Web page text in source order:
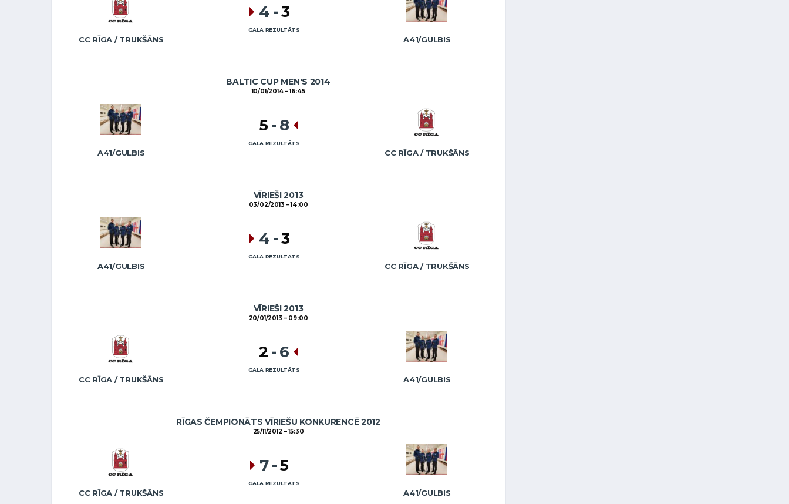
CC RĪGA / TRUKŠĀNS A41/GULBIS
4 -3
GALA REZULTĀTS
BALTIC CUP MEN'S 2014
10/01/2014 16:45
A41/GULBIS CC RĪGA / TRUKŠĀNS
5 - 8
GALA REZULTĀTS
VĪRIEŠI 2013
03/02/2013 14:00
A41/GULBIS CC RĪGA / TRUKŠĀNS
4 -3
GALA REZULTĀTS
VĪRIEŠI 2013
20/01/2013 09:00
CC RĪGA / TRUKŠĀNS A41/GULBIS
2 - 6
GALA REZULTĀTS
RĪGAS ČEMPIONĀTS VĪRIEŠU KONKURENCĒ 2012
25/11/2012 15:30
CC RĪGA / TRUKŠĀNS A41/GULBIS
7-5
GALA REZULTĀTS